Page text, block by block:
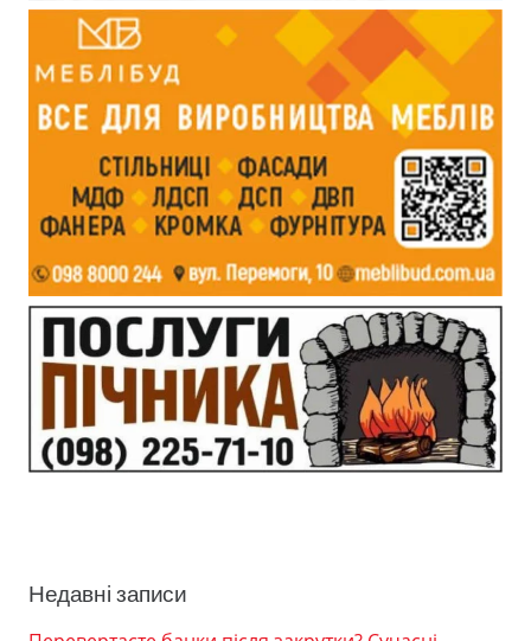
Недавні записи